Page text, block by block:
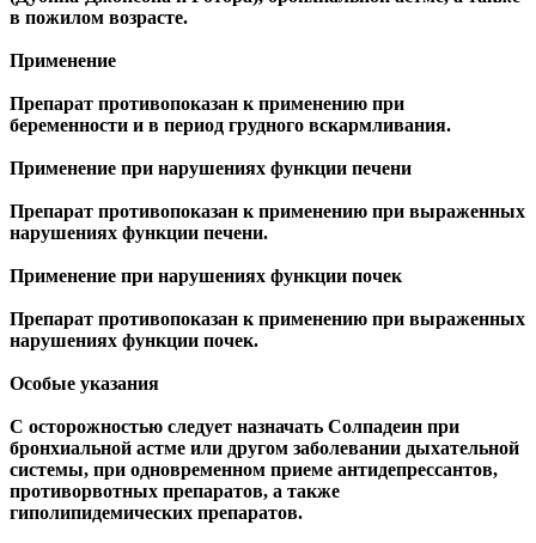
в пожилом возрасте.
Применение
Препарат противопоказан к применению при
беременности и в период грудного вскармливания.
Применение при нарушениях функции печени
Препарат противопоказан к применению при выраженных
нарушениях функции печени.
Применение при нарушениях функции почек
Препарат противопоказан к применению при выраженных
нарушениях функции почек.
Особые указания
С осторожностью следует назначать Солпадеин при
бронхиальной астме или другом заболевании дыхательной
системы, при одновременном приеме антидепрессантов,
противорвотных препаратов, а также
гиполипидемических препаратов.